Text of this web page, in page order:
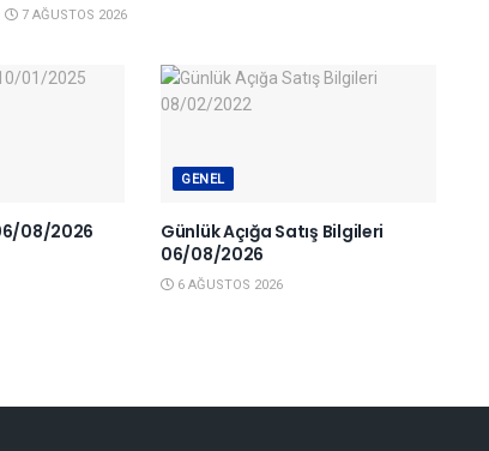
7 AĞUSTOS 2026
08/2026
GENEL
Günlük Açığa Satış Bilgileri
06/08/2026
6 AĞUSTOS 2026